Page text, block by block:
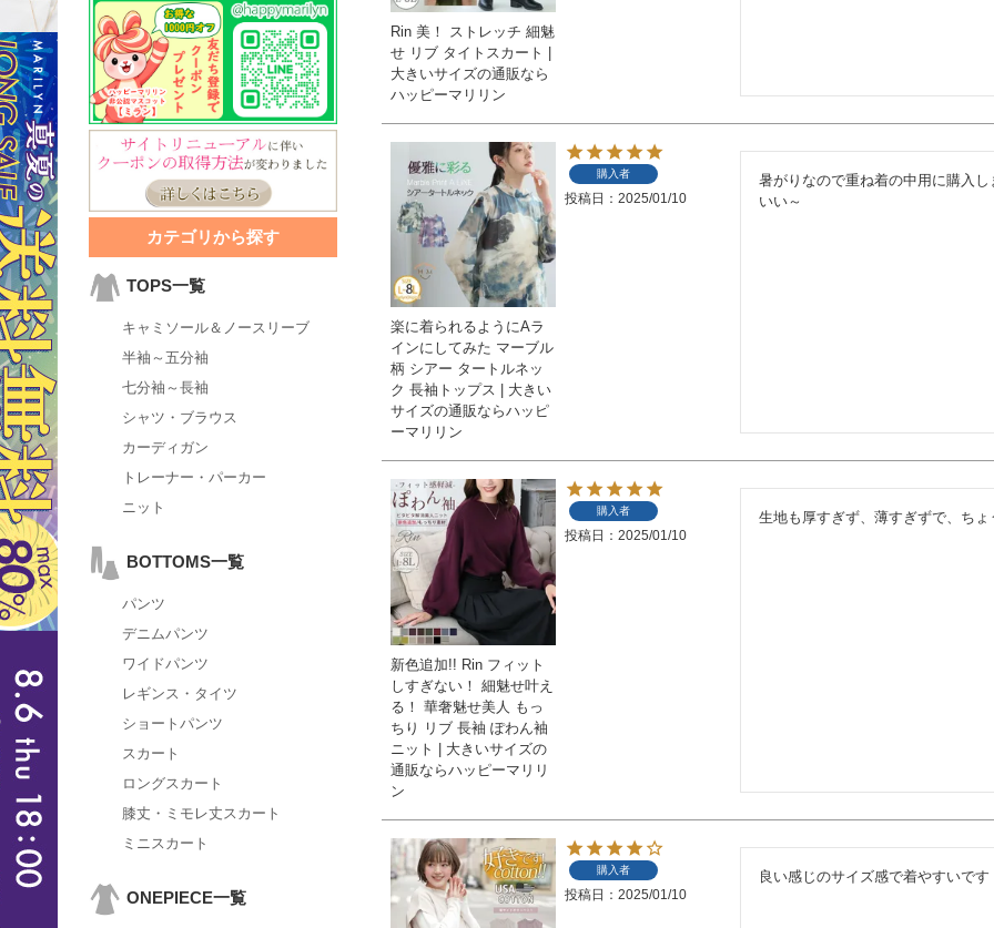
カテゴリから探す
TOPS一覧
キャミソール＆ノースリーブ
半袖～五分袖
七分袖～長袖
シャツ・ブラウス
カーディガン
トレーナー・パーカー
ニット
BOTTOMS一覧
パンツ
デニムパンツ
ワイドパンツ
レギンス・タイツ
ショートパンツ
スカート
ロングスカート
膝丈・ミモレ丈スカート
ミニスカート
ONEPIECE一覧
Rin 美！ ストレッチ 細魅
せ リブ タイトスカート |
大きいサイズの通販なら
ハッピーマリリン
楽に着られるようにAラ
インにしてみた マーブル
柄 シアー タートルネッ
ク 長袖トップス | 大きい
サイズの通販ならハッピ
ーマリリン
購入者
投稿日 2025/01/10
暑がりなので重ね着の中用に購入
いい～
新色追加!! Rin フィット
しすぎない！ 細魅せ叶え
る！ 華奢魅せ美人 もっ
ちり リブ 長袖 ぽわん袖
ニット | 大きいサイズの
通販ならハッピーマリリ
ン
購入者
投稿日 2025/01/10
生地も厚すぎず、薄すぎずで、ち
購入者
投稿日 2025/01/10
良い感じのサイズ感で着やすいで